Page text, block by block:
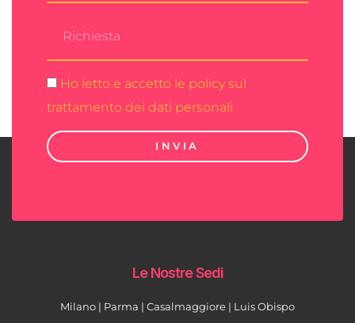
Ho letto e accetto le policy sul
trattamento dei dati personali
INVIA
Le Nostre Sedi
Milano | Parma | Casalmaggiore | Luis Obispo